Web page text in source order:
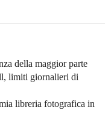
della maggior parte
limiti giornalieri di
libreria fotografica in